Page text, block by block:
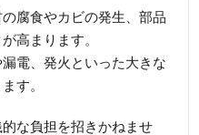
腐食やカビの発生、部品
高まります。
電、発火といった大きな
す。
な負担を招きかねませ